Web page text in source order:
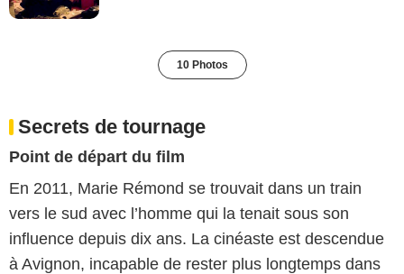
10 Photos
Secrets de tournage
Point de départ du film
En 2011, Marie Rémond se trouvait dans un train
vers le sud avec l’homme qui la tenait sous son
influence depuis dix ans. La cinéaste est descendue
à Avignon, incapable de rester plus longtemps dans